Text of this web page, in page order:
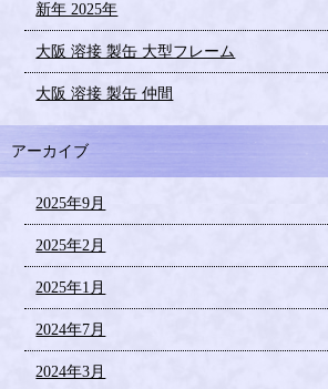
新年 2025年
大阪 溶接 製缶 大型フレーム
大阪 溶接 製缶 仲間
アーカイブ
2025年9月
2025年2月
2025年1月
2024年7月
2024年3月